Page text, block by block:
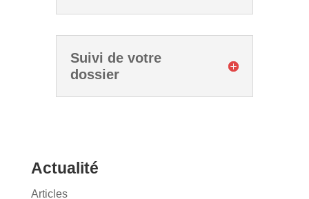
Suivi de votre
dossier
Actualité
Articles